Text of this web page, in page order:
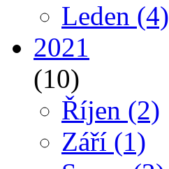
Leden (4)
2021
(10)
Říjen (2)
Září (1)